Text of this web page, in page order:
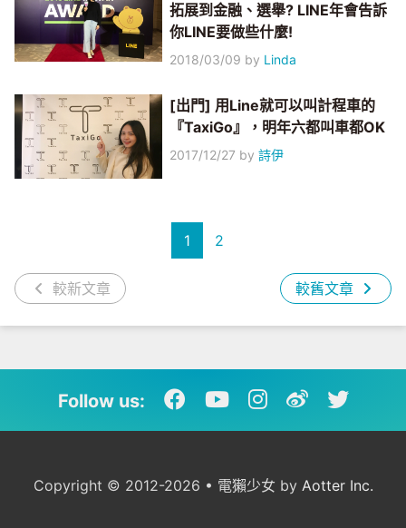
拓展到金融、選舉? LINE年會告訴
你LINE要做些什麼!
2018/03/09 by Linda
[出門] 用Line就可以叫計程車的
『TaxiGo』，明年六都叫車都OK
2017/12/27 by詩伊
較新文章
1 2
較舊文章
Follow us:
Copyright © 2012-2026 • 電獺少女 by Aotter Inc.